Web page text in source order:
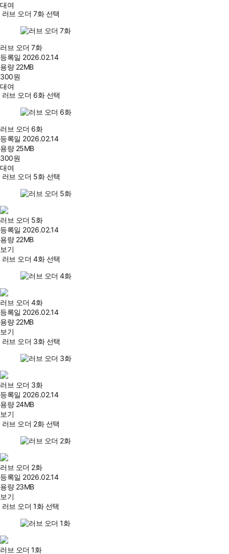
대여
러브 오더 7화 선택
러브 오더 7화
등록일 2026.02.14
용량 22MB
300원
대여
러브 오더 6화 선택
러브 오더 6화
등록일 2026.02.14
용량 25MB
300원
대여
러브 오더 5화 선택
러브 오더 5화
등록일 2026.02.14
용량 22MB
보기
러브 오더 4화 선택
러브 오더 4화
등록일 2026.02.14
용량 22MB
보기
러브 오더 3화 선택
러브 오더 3화
등록일 2026.02.14
용량 24MB
보기
러브 오더 2화 선택
러브 오더 2화
등록일 2026.02.14
용량 23MB
보기
러브 오더 1화 선택
러브 오더 1화